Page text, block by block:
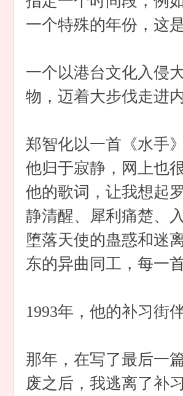
一个特殊的年份，这
一个以港台文化入侵
物，迈着大步伐走进
郑智化以一首《水手
他归于寂静，网上也
他的歌词，让我想起
静清醒、犀利痛楚、
堕落天使的蛊惑和迷
东的异曲同工，每一
1993年，他的补习街
那年，在写了最后一
废之后，我逃离了补